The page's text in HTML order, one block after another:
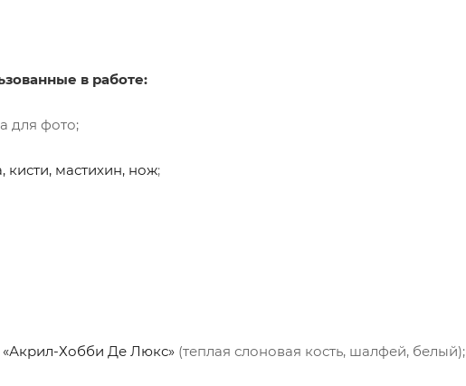
в работе:
для фото;
кисти, мастихин, нож;
«Акрил-Хобби Де Люкс» (теплая слоновая кость, шалфей, белый);